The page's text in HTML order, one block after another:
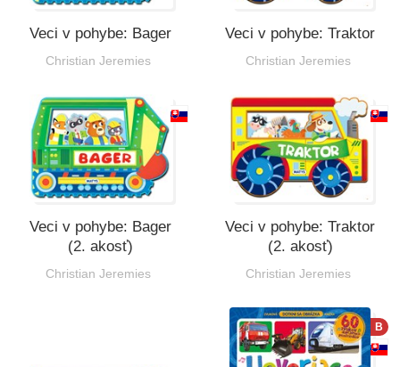
Veci v pohybe: Bager
Christian Jeremies
Veci v pohybe: Traktor
Christian Jeremies
Veci v pohybe: Bager
(2. akosť)
Christian Jeremies
Veci v pohybe: Traktor
(2. akosť)
Christian Jeremies
B